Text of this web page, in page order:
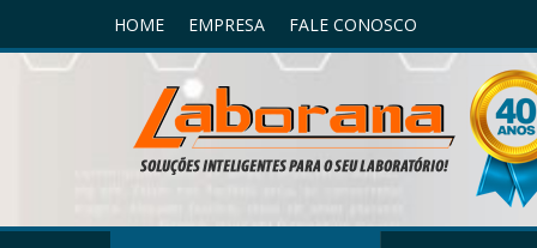
HOME EMPRESA FALE CONOSCO